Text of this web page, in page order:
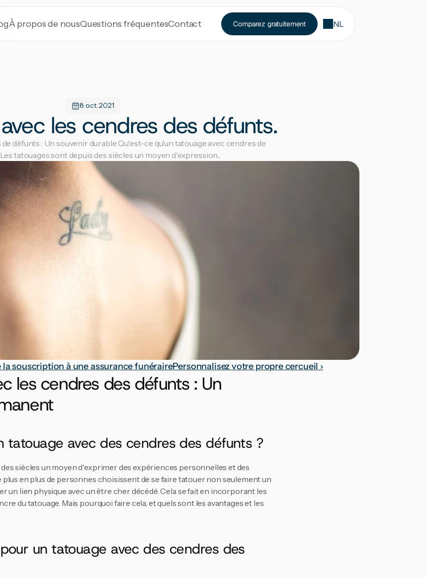
À propos de nousQuestions fréquentesContact Comparez gratuitement NL
8 oct. 2021
les cendres des défunts.
défunts : Un souvenir durable Qu'est-ce qu'un tatouage avec cendres de
tatouages sont depuis des siècles un moyen d'expression...
la souscription à une assurance funérairePersonnalisez votre propre cercueil ›
les cendres des défunts : Un
tatouage avec des cendres des défunts ?
siècles un moyen d'exprimer des expériences personnelles et des
en plus de personnes choisissent de se faire tatouer non seulement un
un lien physique avec un être cher décédé. Cela se fait en incorporant les
du tatouage. Mais pourquoi faire cela, et quels sont les avantages et les
un tatouage avec des cendres des